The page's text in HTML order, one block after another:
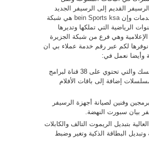
القديم إلى الرسيفر الجديد
وإن bein Sports ksa هي شبكة
الرياضية التي تملكها وتديرها
مجموعة bein الإعلامية وهي فرع من شبكة الجزيرة
نوفرها لكم عبر رقم خدمة عملاء بي ان
وأيضا نعمل في:
توفير باقة بيسك والتي تحتوي على 38 قناة لبرامج
إضافة إلى باقات الأفلام
وفنين لصيانة أجهزة الرسيفر
بيان سبورت النهضة.
بتبديل الريموت التالف والكابلات
وتبديل البطاقة الذكية وتغير وضبط